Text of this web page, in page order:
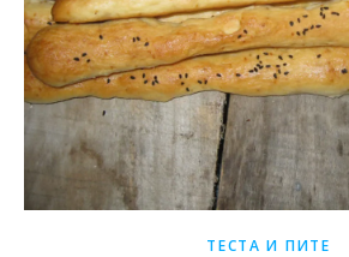
ТЕСТА И ПИТЕ